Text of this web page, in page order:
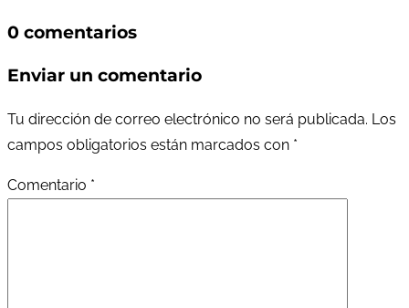
0 comentarios
Enviar un comentario
Tu dirección de correo electrónico no será publicada. Los
campos obligatorios están marcados con *
Comentario *